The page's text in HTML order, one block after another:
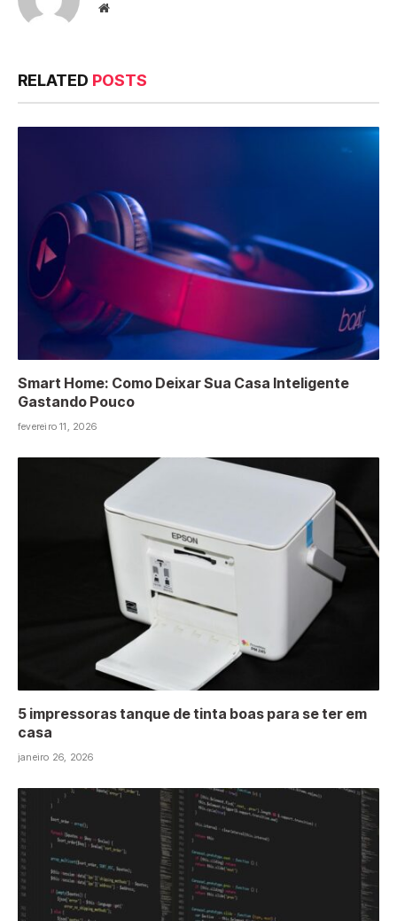
Website
RELATED POSTS
Smart Home: Como Deixar Sua Casa Inteligente
Gastando Pouco
fevereiro 11, 2026
5 impressoras tanque de tinta boas para se ter em
casa
janeiro 26, 2026